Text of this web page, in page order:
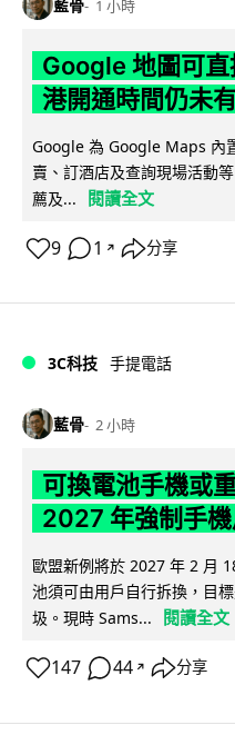
藍骨 1 小時
Google 地圖可
港開通時間仍未
Google 為 Google Maps 內
賣、訂酒店及查詢現場活動
薦及...
閱讀全文
9 1 ↗ 分享
3C科技 手提電話
藍骨 2 小時
可換電池手機或
2027 年強制手
歐盟新例將於 2027 年 2 月
池須可由用戶自行拆換，目
圾。現時 Sams...
閱讀全文
147 44 ↗ 分享